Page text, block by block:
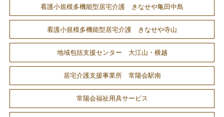
看護小規模多機能型居宅介護 きなせや亀田中島
看護小規模多機能型居宅介護 きなせや寺山
地域包括支援センター 大江山・横越
居宅介護支援事業所 常陽会駅南
常陽会福祉用具サービス